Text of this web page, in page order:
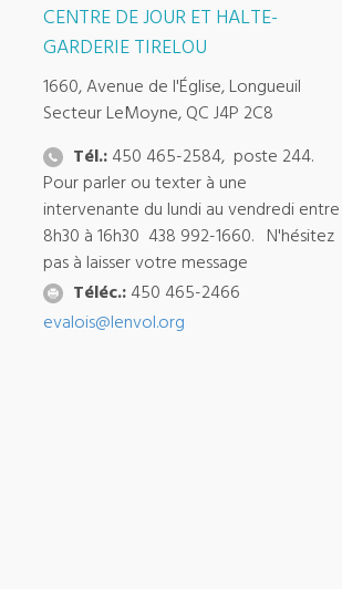
CENTRE DE JOUR ET HALTE-
GARDERIE TIRELOU
1660, Avenue de l'Église, Longueuil
Secteur LeMoyne, QC J4P 2C8
Tél.:450 465-2584, poste 244.
Pour parler ou texter à une
intervenante du lundi au vendredi entre
8h30 à 16h30 438 992-1660. N'hésitez
pas à laisser votre message
Téléc.:450 465-2466
evalois@lenvol.org